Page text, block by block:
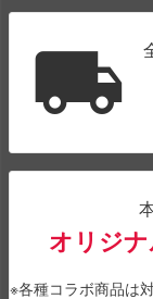
オリジ
※各種コラボ商品は